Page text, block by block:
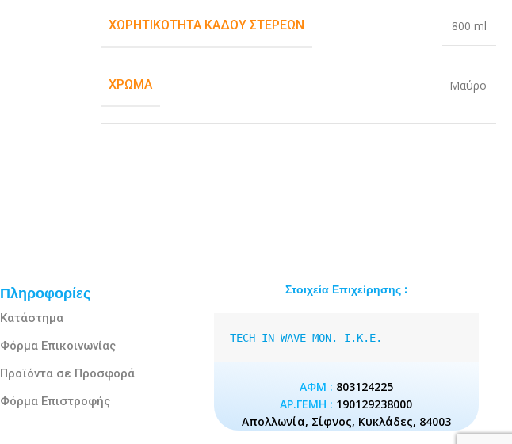
ΧΩΡΗΤΙΚΌΤΗΤΑ ΚΆΔΟΥ ΣΤΕΡΕΏΝ 800 ml
ΧΡΏΜΑ Μαύρο
Πληροφορίες
Κατάστημα
Φόρμα Επικοινωνίας
Προϊόντα σε Προσφορά
Φόρμα Επιστροφής
Στοιχεία Επιχείρησης :
TECH IN WAVE MON. I.K.E.
ΑΦΜ : 803124225
ΑΡ.ΓΕΜΗ : 190129238000
Απολλωνία, Σίφνος, Κυκλάδες, 84003